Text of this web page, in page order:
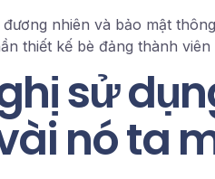
nhiên và bảo mật
thiết kế bè đảng thành viên
sử
nó ta